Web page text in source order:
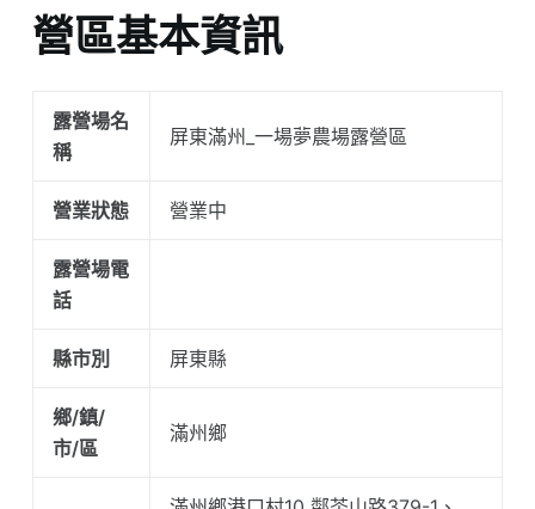
營區基本資訊
露營場名
稱
屏東滿州_一場夢農場露營區
營業狀態 營業中
露營場電
話
縣市別 屏東縣
鄉/鎮/
市/區
滿州鄉